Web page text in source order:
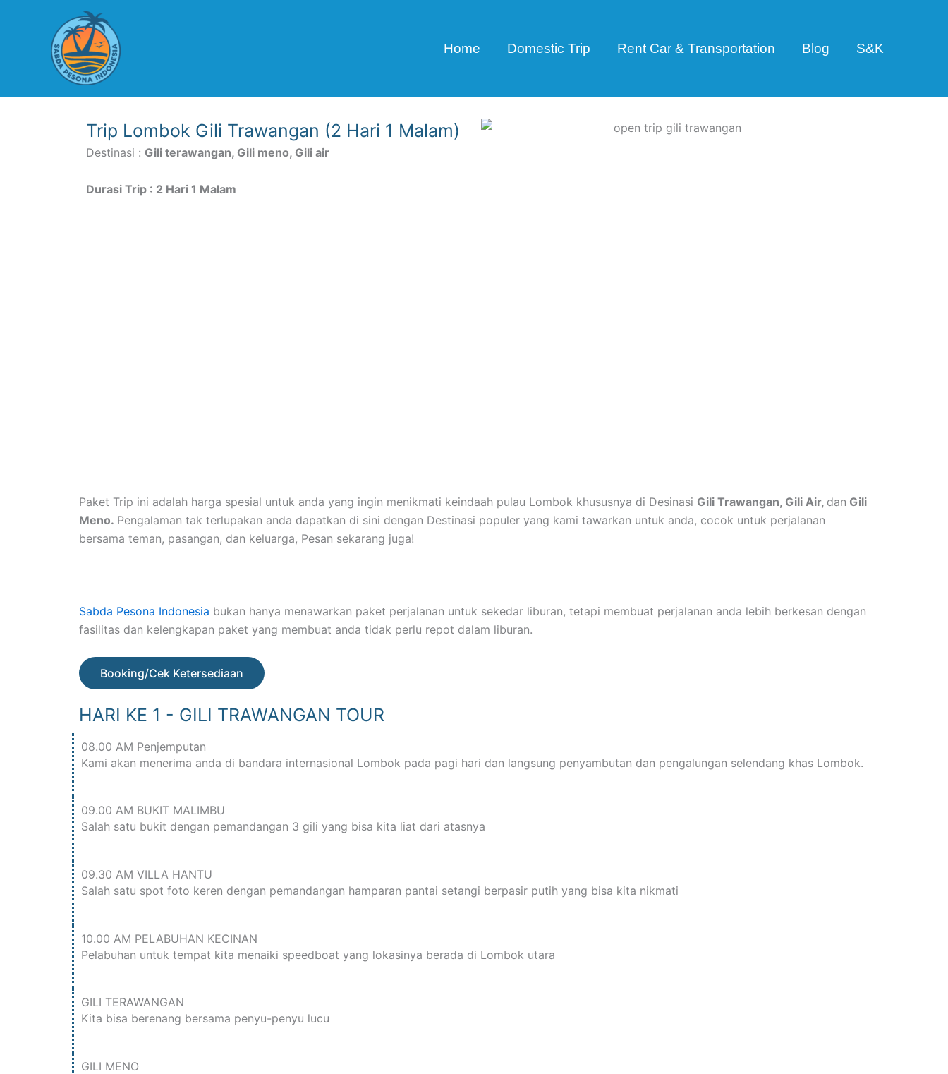
Home Domestic Trip Rent Car & Transportation Blog S&K
Trip Lombok Gili Trawangan (2 Hari 1 Malam)
Destinasi : Gili terawangan, Gili meno, Gili air
Durasi Trip : 2 Hari 1 Malam
Paket Trip ini adalah harga spesial untuk anda yang ingin menikmati keindaah pulau Lombok khususnya di Desinasi Gili Trawangan, Gili Air, dan Gili
Meno. Pengalaman tak terlupakan anda dapatkan di sini dengan Destinasi populer yang kami tawarkan untuk anda, cocok untuk perjalanan
bersama teman, pasangan, dan keluarga, Pesan sekarang juga!
Sabda Pesona Indonesia bukan hanya menawarkan paket perjalanan untuk sekedar liburan, tetapi membuat perjalanan anda lebih berkesan dengan
fasilitas dan kelengkapan paket yang membuat anda tidak perlu repot dalam liburan.
Booking/Cek Ketersediaan
HARI KE 1 - GILI TRAWANGAN TOUR
08.00 AM Penjemputan
Kami akan menerima anda di bandara internasional Lombok pada pagi hari dan langsung penyambutan dan pengalungan selendang khas Lombok.
09.00 AM BUKIT MALIMBU
Salah satu bukit dengan pemandangan 3 gili yang bisa kita liat dari atasnya
09.30 AM VILLA HANTU
Salah satu spot foto keren dengan pemandangan hamparan pantai setangi berpasir putih yang bisa kita nikmati
10.00 AM PELABUHAN KECINAN
Pelabuhan untuk tempat kita menaiki speedboat yang lokasinya berada di Lombok utara
GILI TERAWANGAN
Kita bisa berenang bersama penyu-penyu lucu
GILI MENO